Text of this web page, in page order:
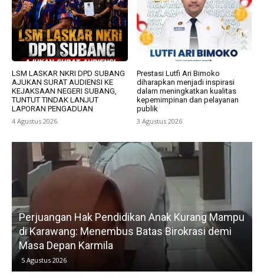
LSM LASKAR NKRI DPD SUBANG
AJUKAN SURAT AUDIENSI KE
KEJAKSAAN NEGERI SUBANG,
TUNTUT TINDAK LANJUT
LAPORAN PENGADUAN
4 Agustus 2026
Prestasi Lutfi Ari Bimoko
diharapkan menjadi inspirasi
dalam meningkatkan kualitas
kepemimpinan dan pelayanan
publik
3 Agustus 2026
Hak Pendidikan Anak Kurang Mampu
Menembus Batas Birokrasi demi
Karmila
2026
Gerak
Petani,